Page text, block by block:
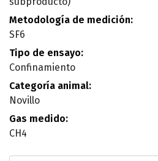
Metodología de medición:
SF6
Tipo de ensayo:
Confinamiento
Categoría animal:
Novillo
Gas medido:
CH4